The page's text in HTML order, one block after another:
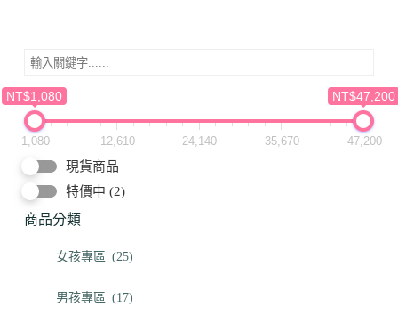
NT$1,080 NT$47,200
1,080 12,610 24,140 35,670 47,200
現貨商品
特價中 (2)
商品分類
女孩專區 (25)
男孩專區 (17)